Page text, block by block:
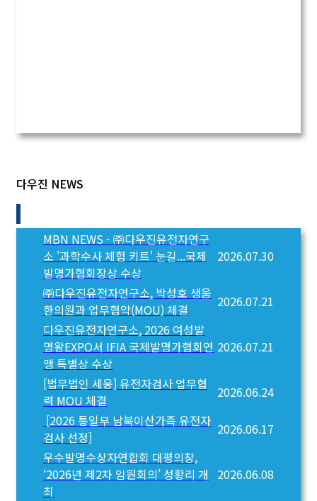
다우진 NEWS
MBN NEWS - ㈜다우진유전자연구
소 '과학수사 체험 키트' 눈길...국제
발명가협회장상 수상
2026.07.30
㈜다우진유전자연구소, 박성호 생움
한의원과 업무협약(MOU) 체결
2026.07.21
다우진유전자연구소, 2026 여성발
명왕EXPO서 IFIA 국제발명가협회연
맹 특별상 수상
2026.07.21
[법무법인 세웅] 유전자검사 업무협
력 MOU 체결
2026.06.24
[2026 통일부 남북이산가족 유전자
검사 선정]
2026.06.17
우수발명수상자연합회 대평의창,
‘2026년 제2차 임원회의’ 성황리 개
최
2026.06.08